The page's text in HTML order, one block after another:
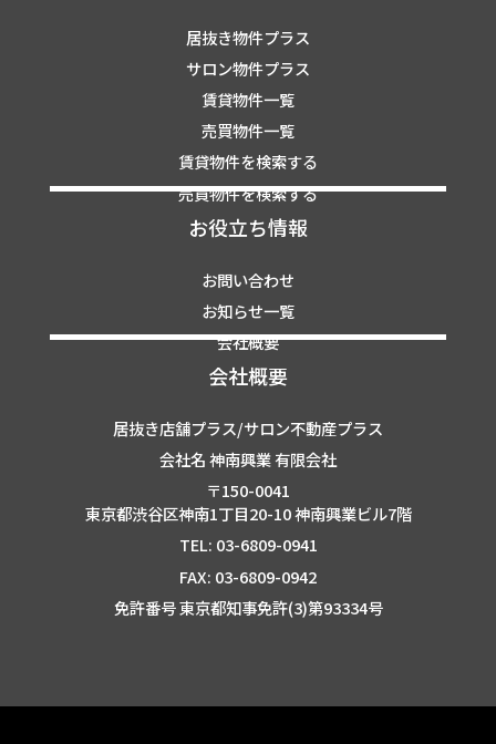
居抜き物件プラス
サロン物件プラス
賃貸物件一覧
売買物件一覧
賃貸物件を検索する
売買物件を検索する
お役立ち情報
お問い合わせ
お知らせ一覧
会社概要
会社概要
居抜き店舗プラス/サロン不動産プラス
会社名 神南興業 有限会社
〒150-0041
東京都渋谷区神南1丁目20-10 神南興業ビル7階
TEL: 03-6809-0941
FAX: 03-6809-0942
免許番号 東京都知事免許(3)第93334号